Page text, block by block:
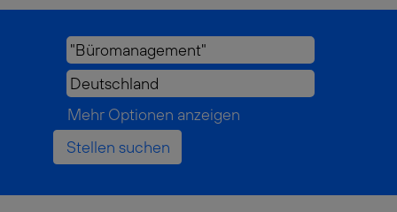
Mehr Optionen anzeigen